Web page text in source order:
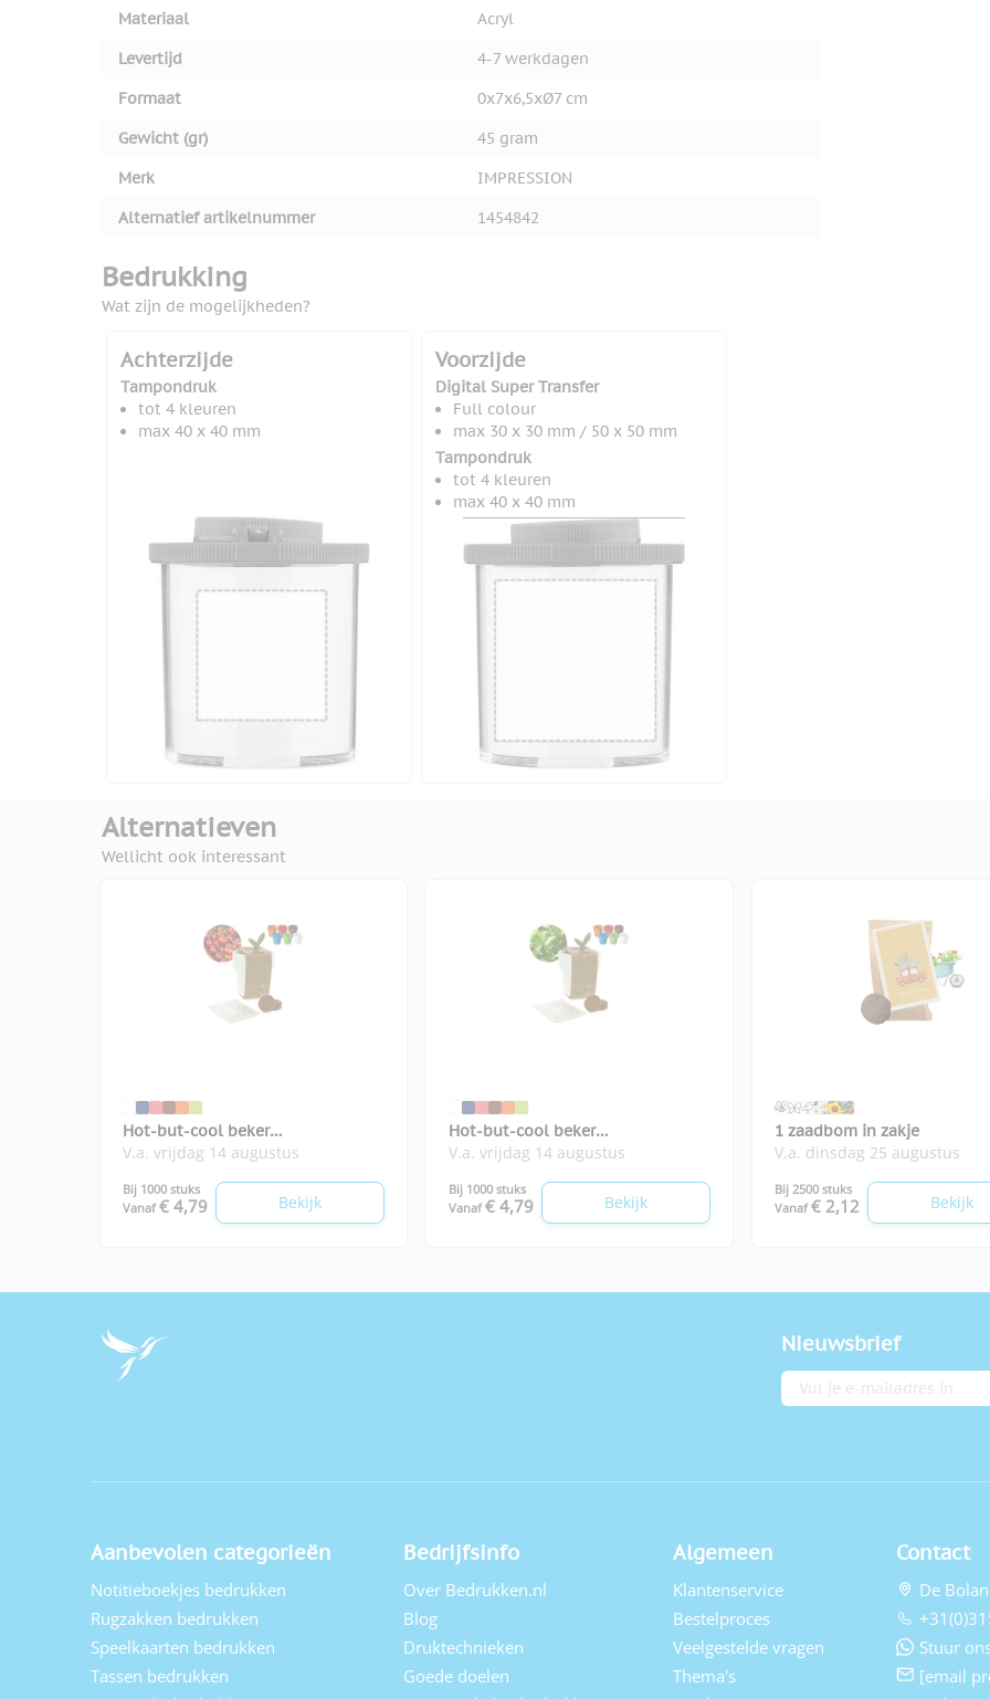
Materiaal
Acryl
Levertijd
4-7 werkdagen
Formaat
0x7x6,5xØ7 cm
Gewicht (gr)
45 gram
Merk
IMPRESSION
Alternatief artikelnummer
1454842
Bedrukking
Wat zijn de mogelijkheden?
Achterzijde
Tampondruk
tot 4 kleuren
max 40 x 40 mm
Voorzijde
Digital Super Transfer
Full colour
max 30 x 30 mm / 50 x 50 mm
Tampondruk
tot 4 kleuren
max 40 x 40 mm
Alternatieven
Wellicht ook interessant
Hot-but-cool beker
kerstomatenzaadjes
V.a. vrijdag 14 augustus
Bij 1000 stuks
Vanaf € 4,79 Bekijk
Hot-but-cool beker
basilicumzaadjes
V.a. vrijdag 14 augustus
Bij 1000 stuks
Vanaf € 4,79 Bekijk
1 zaadbom in zakje
V.a. dinsdag 25 augustus
Bij 2500 stuks
Vanaf € 2,12 Bekijk
Nieuwsbrief
E-mailadres
Aanbevolen categorieën
Notitieboekjes bedrukken
Rugzakken bedrukken
Speelkaarten bedrukken
Tassen bedrukken
Bedrijfsinfo
Over Bedrukken.nl
Blog
Druktechnieken
Goede doelen
Algemeen
Klantenservice
Bestelproces
Veelgestelde vragen
Thema's
Contact
De
Stuur
[email